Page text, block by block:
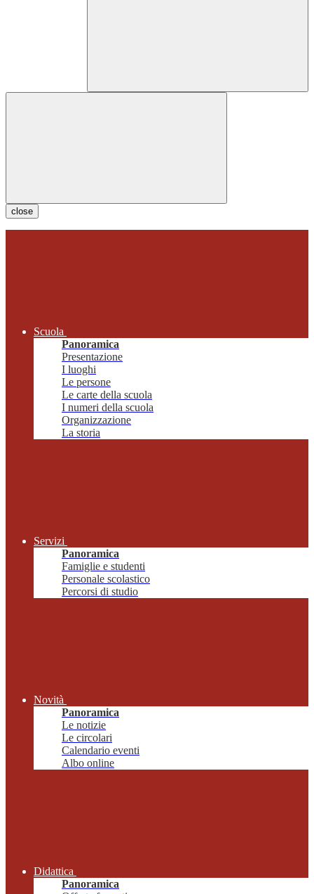
close
Scuola
Panoramica
Presentazione
I luoghi
Le persone
Le carte della scuola
I numeri della scuola
Organizzazione
La storia
Servizi
Panoramica
Famiglie e studenti
Personale scolastico
Percorsi di studio
Novità
Panoramica
Le notizie
Le circolari
Calendario eventi
Albo online
Didattica
Panoramica